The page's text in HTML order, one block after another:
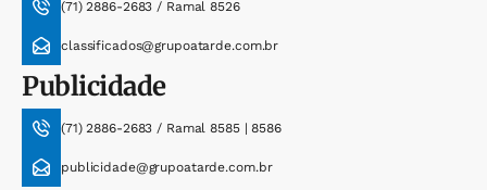
(71) 2886-2683 / Ramal 8526
classificados@grupoatarde.com.br
Publicidade
(71) 2886-2683 / Ramal 8585 | 8586
publicidade@grupoatarde.com.br